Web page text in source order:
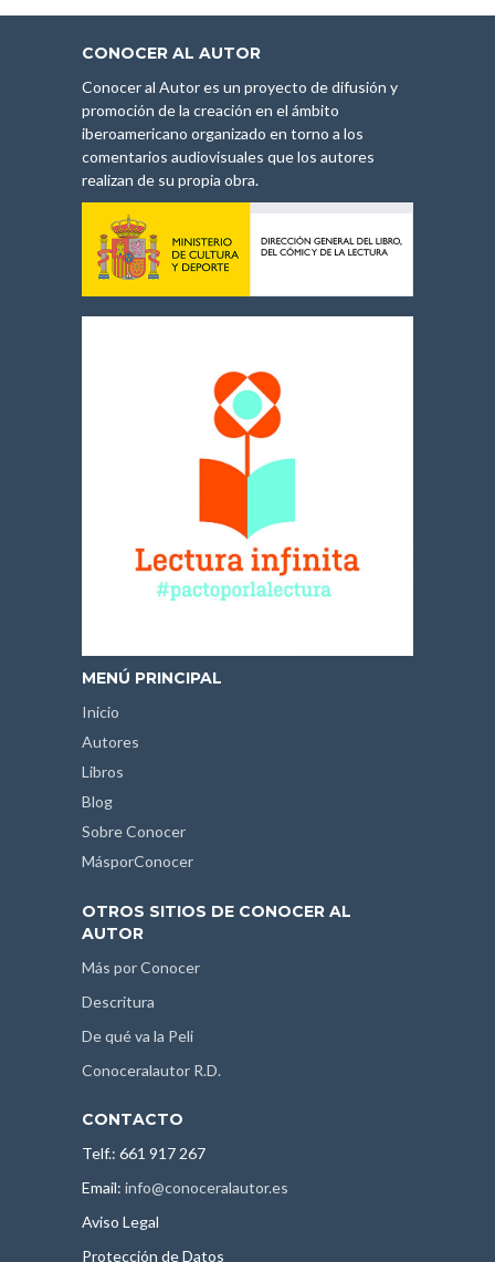
CONOCER AL AUTOR
Conocer al Autor es un proyecto de difusión y
promoción de la creación en el ámbito
iberoamericano organizado en torno a los
comentarios audiovisuales que los autores
realizan de su propia obra.
MENÚ PRINCIPAL
Inicio
Autores
Libros
Blog
Sobre Conocer
MásporConocer
OTROS SITIOS DE CONOCER AL
AUTOR
Más por Conocer
Descritura
De qué va la Peli
Conoceralautor R.D.
CONTACTO
Telf.: 661 917 267
Email: info@conoceralautor.es
Aviso Legal
Protección de Datos